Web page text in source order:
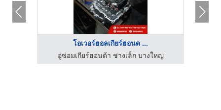
โอเวอร์ฮอลเกียร์ฮอนด ...
อู่ซ่อมเกียร์ฮอนด้า ช่างเล็ก บางใหญ่